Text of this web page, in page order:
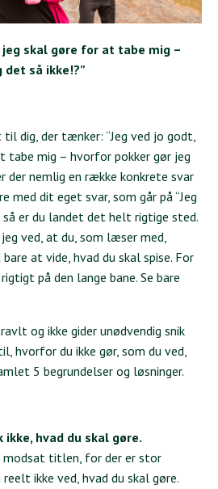
jeg skal gøre for at tabe mig –
så ikke!?”
dig, der tænker: “Jeg ved jo godt,
tabe mig – hvorfor pokker gør jeg
der nemlig en række konkrete svar
med dit eget svar, som går på “Jeg
så er du landet det helt rigtige sted.
ved, at du, som læser med,
at vide, hvad du skal spise. For
på den lange bane. Se bare
og ikke gider unødvendig snik
hvorfor du ikke gør, som du ved,
5 begrundelser og løsninger.
hvad du skal gøre.
titlen, for der er stor
ikke ved, hvad du skal gøre.